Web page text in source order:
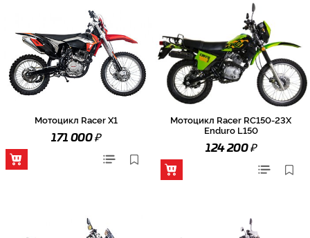
Мотоцикл Racer X1
171 000₽
Мотоцикл Racer RC150-23X
Enduro L150
124 200₽